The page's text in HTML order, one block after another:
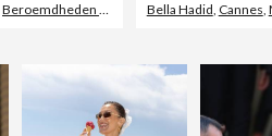
Beroemdheden gespot Bella Hadid, Cannes,